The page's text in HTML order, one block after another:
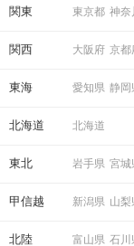
関東 東京都 神奈
関西 大阪府 京都
東海 愛知県 静岡
北海道 北海道
東北 岩手県 宮城
甲信越 新潟県 山梨
北陸 富山県 石川